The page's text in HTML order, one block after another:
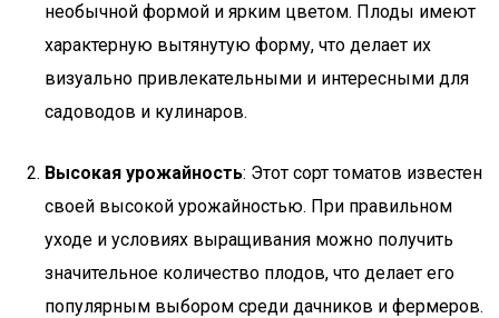
необычной формой и ярким цветом. Плоды имеют
характерную вытянутую форму, что делает их
визуально привлекательными и интересными для
садоводов и кулинаров.
Высокая урожайность: Этот сорт томатов известен
своей высокой урожайностью. При правильном
уходе и условиях выращивания можно получить
значительное количество плодов, что делает его
популярным выбором среди дачников и фермеров.